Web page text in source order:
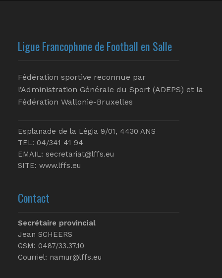
Ligue Francophone de Football en Salle
Fédération sportive reconnue par
l’Administration Générale du Sport (ADEPS) et la
Fédération Wallonie-Bruxelles
Esplanade de la Légia 9/01, 4430 ANS
TEL: 04/341 41 94
EMAIL: secretariat@lffs.eu
SITE: www.lffs.eu
Contact
Secrétaire provincial
Jean SCHEERS
GSM: 0487/33.37.10
Courriel: namur@lffs.eu